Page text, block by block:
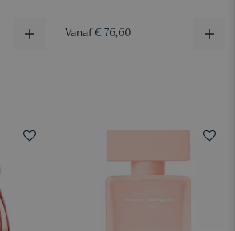
Vanaf € 76,60